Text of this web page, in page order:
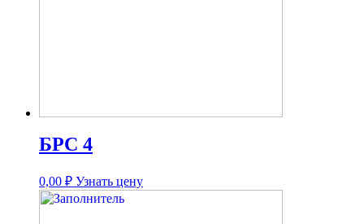
БРС 4
0,00 ₽ Узнать цену